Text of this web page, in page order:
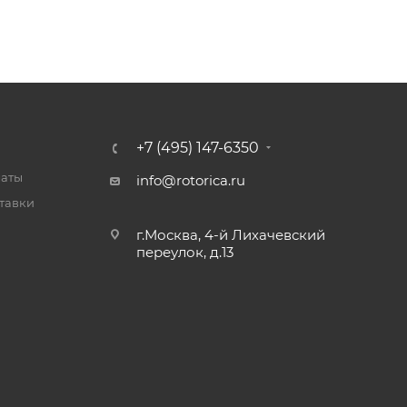
+7 (495) 147-6350
info@rotorica.ru
г.Москва, 4-й Лихачевский
переулок, д.13